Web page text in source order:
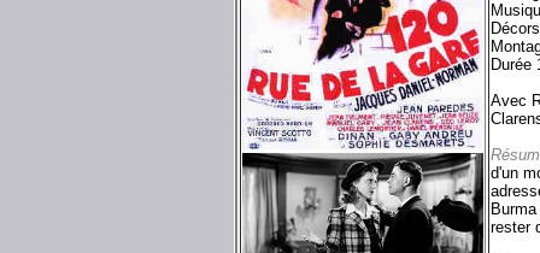
Durée
Avec
d'un
rester